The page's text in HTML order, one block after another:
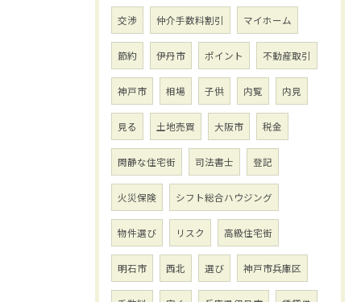
交渉 仲介手数料割引 マイホーム
節約 伊丹市 ポイント 不動産取引
神戸市 相場 子供 内覧 内見
見る 土地売買 大阪市 税金
閑静な住宅街 司法書士 登記
火災保険 シフト総合ハウジング
物件選び リスク 高級住宅街
明石市 西北 選び 神戸市兵庫区